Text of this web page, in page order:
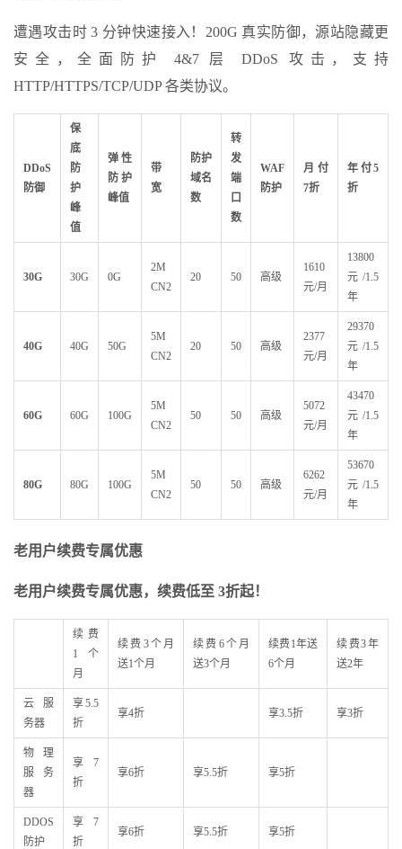
遭遇攻击时 3 分钟快速接入！200G 真实防御，源站隐藏更
安全，全面防护 4&7 层 DDoS 攻击，支持
HTTP/HTTPS/TCP/UDP 各类协议。
DDoS
防御
保
底
防
护
峰
值
弹性
防护
峰值
带
宽
防护
域名
数
转
发
端
口
数
WAF
防护
月付
7折
年付5
折
30G 30G 0G
2M
CN2
20 50 高级
1610
元/月
13800
元/1.5
年
40G 40G 50G
5M
CN2
20 50 高级
2377
元/月
29370
元/1.5
年
60G 60G 100G
5M
CN2
50 50 高级
5072
元/月
43470
元/1.5
年
80G 80G 100G
5M
CN2
50 50 高级
6262
元/月
53670
元/1.5
年
老用户续费专属优惠
老用户续费专属优惠，续费低至 3折起！
续费
1个
月
续费3个月
送1个月
续费6个月
送3个月
续费1年送
6个月
续费3年
送2年
云服
务器
享5.5
折
享4折 享3.5折 享3折
物理
服务
器
享7
折
享6折 享5.5折 享5折
DDOS
防护
享7
折
享6折 享5.5折 享5折